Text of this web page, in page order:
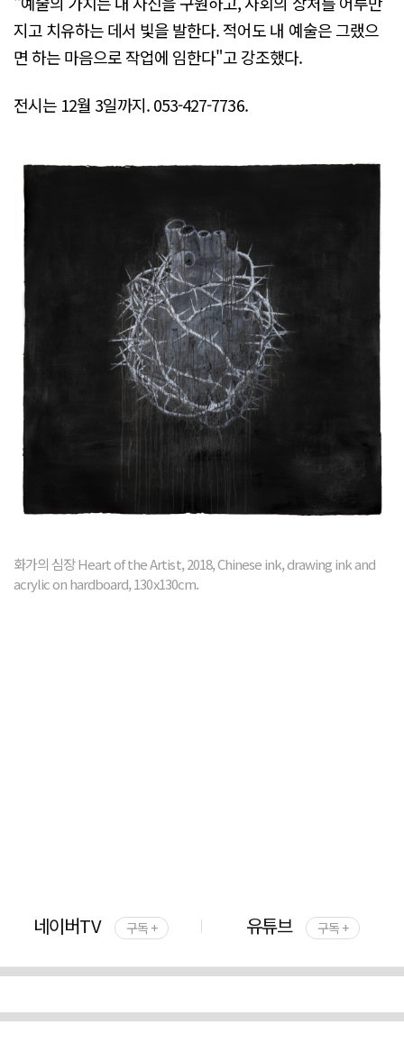
지고 치유하는 데서 빛을 발한다. 적어도 내 예술은 그랬으
면 하는 마음으로 작업에 임한다"고 강조했다.
전시는 12월 3일까지. 053-427-7736.
화가의 심장 Heart of the Artist, 2018, Chinese ink, drawing ink and
acrylic on hardboard, 130x130cm.
네이버TV 구독 + 유튜브 구독 +